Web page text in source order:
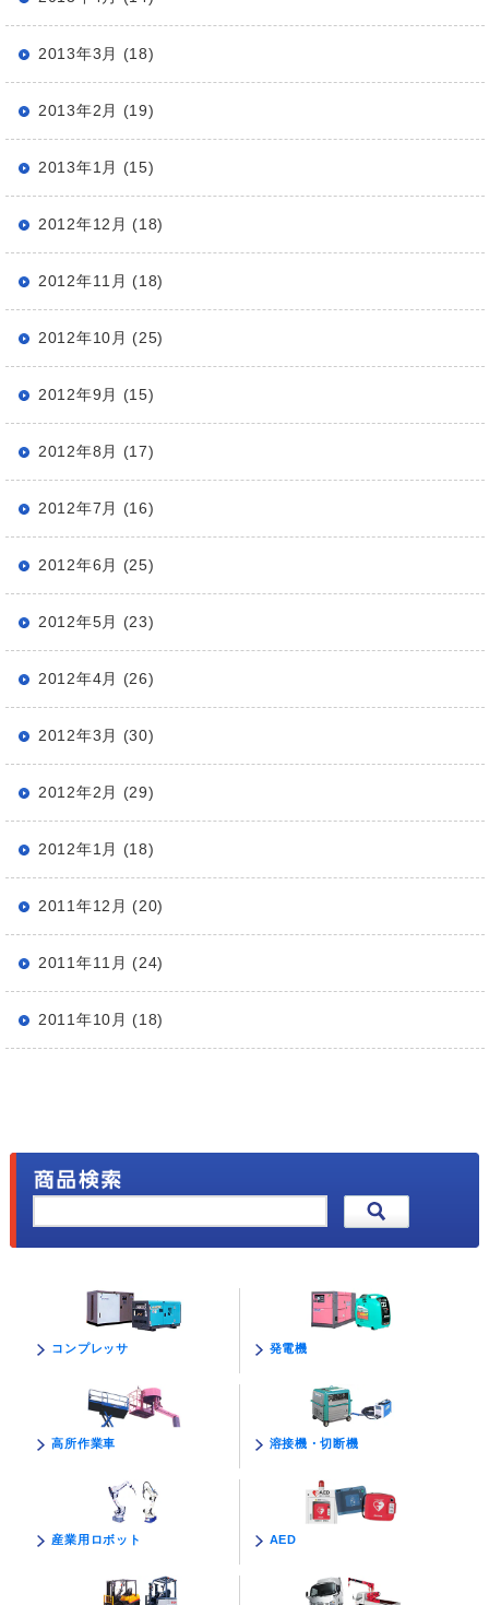
2013年3月 (18)
2013年2月 (19)
2013年1月 (15)
2012年12月 (18)
2012年11月 (18)
2012年10月 (25)
2012年9月 (15)
2012年8月 (17)
2012年7月 (16)
2012年6月 (25)
2012年5月 (23)
2012年4月 (26)
2012年3月 (30)
2012年2月 (29)
2012年1月 (18)
2011年12月 (20)
2011年11月 (24)
2011年10月 (18)
コンプレッサ 発電機
高所作業車 溶接機・切断機
産業用ロボット AED